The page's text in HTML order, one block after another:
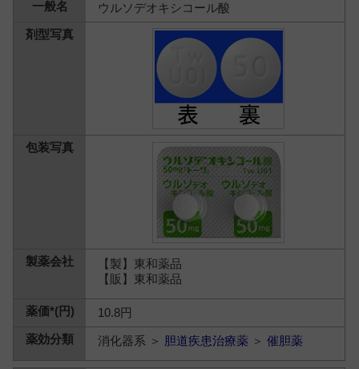
ウルソデオキシコール酸
【製】東和薬品
【販】東和薬品
10.8円
消化器系 ＞ 胆道疾患治療薬 ＞催胆薬